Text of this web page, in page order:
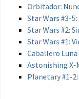
Orbitador:
Star Wars #3-
Star Wars #2:
Star Wars #1:
Caballero
Astonishing X-
Planetary #1-